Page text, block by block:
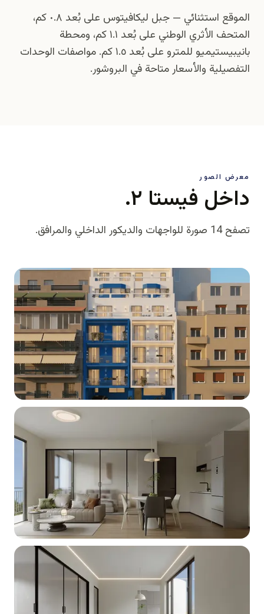
الموقع استثنائي — جبل ليكافيتوس على بُعد ٠.٨ كم،
المتحف الأثري الوطني على بُعد ١.١ كم، ومحطة
بانيبيستيميو للمترو على بُعد ١.٥ كم. مواصفات الوحدات
التفصيلية والأسعار متاحة في البروشور.
معرض الصور
داخل فيستا ٢.
تصفح 14 صورة للواجهات والديكور الداخلي والمرافق.